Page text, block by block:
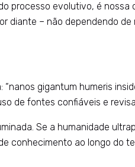
processo evolutivo, é
– não dependendo
gigantum humeris
de fontes confiáveis e
Se a humanidade
conhecimento ao longo do